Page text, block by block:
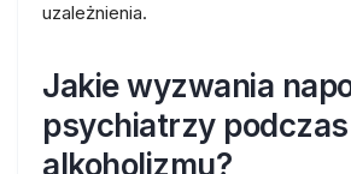
uzależnienia.
Jakie wyzwania
psychiatrzy
alkoholizmu?